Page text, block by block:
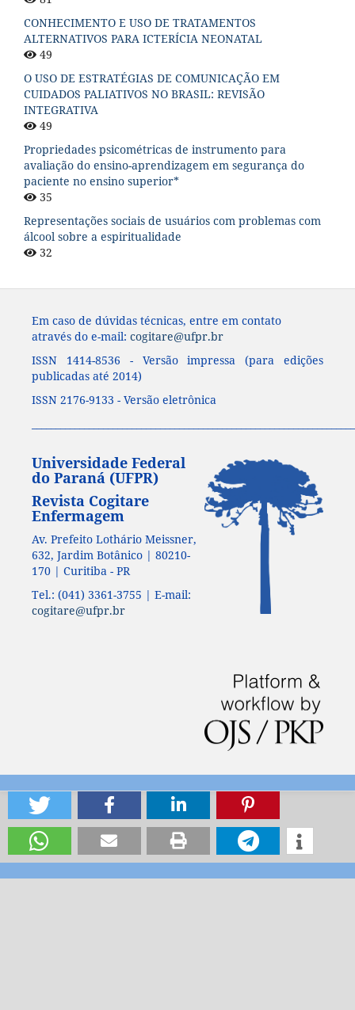
CONHECIMENTO E USO DE TRATAMENTOS
ALTERNATIVOS PARA ICTERÍCIA NEONATAL
49
O USO DE ESTRATÉGIAS DE COMUNICAÇÃO EM
CUIDADOS PALIATIVOS NO BRASIL: REVISÃO
INTEGRATIVA
49
Propriedades psicométricas de instrumento para
avaliação do ensino-aprendizagem em segurança do
paciente no ensino superior*
35
Representações sociais de usuários com problemas com
álcool sobre a espiritualidade
32
Em caso de dúvidas técnicas, entre em contato
através do e-mail: cogitare@ufpr.br
ISSN 1414-8536 - Versão impressa (para edições
publicadas até 2014)
ISSN 2176-9133 - Versão eletrônica
Universidade Federal
do Paraná (UFPR)
Revista Cogitare
Enfermagem
Av. Prefeito Lothário Meissner,
632, Jardim Botânico | 80210-
170 | Curitiba - PR
Tel.: (041) 3361-3755 | E-mail:
cogitare@ufpr.br